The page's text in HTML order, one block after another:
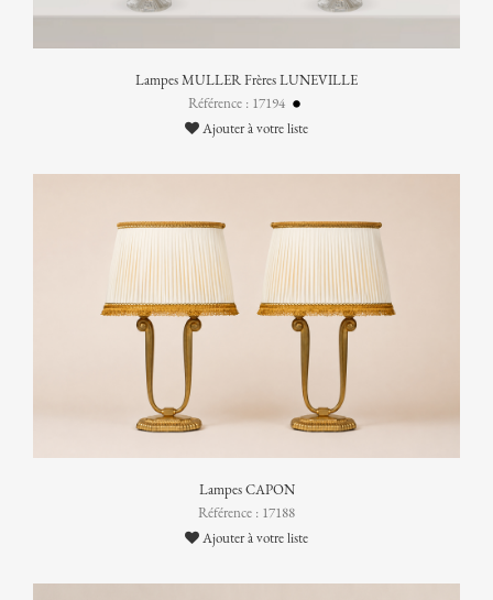
Lampes MULLER Frères LUNEVILLE
Référence : 17194
Ajouter à votre liste
Lampes CAPON
Référence : 17188
Ajouter à votre liste